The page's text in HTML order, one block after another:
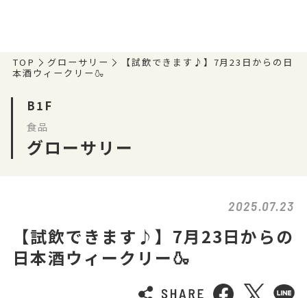
TOP グローサリー
【試飲できます♪】7月23日からの日
本酒ウィークリー🍶
B1F
食品
グローサリー
2025.07.23
【試飲できます♪】7月23日からの
日本酒ウィークリー🍶